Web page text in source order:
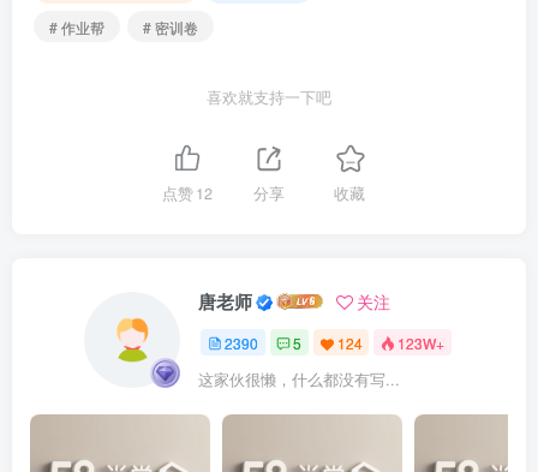
# 作业帮
# 密训卷
喜欢就支持一下吧
点赞12 分享 收藏
唐老师 关注
2390 5 124 123W+
这家伙很懒，什么都没有写...